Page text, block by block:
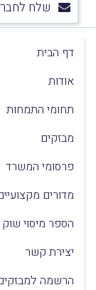
שלח לחבר
דף הבית
אודות
תחומי התמחות
מבזקים
פרסומי המשרד
מדורים
הספר מיסוי שוק
יצירת קשר
הרשמה